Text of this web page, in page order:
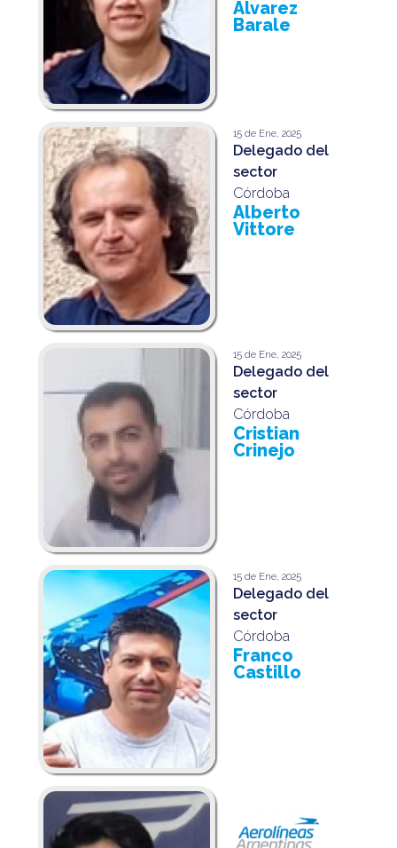
Alvarez
Barale
15 de Ene, 2025
Delegado del
sector
Córdoba
Alberto
Vittore
15 de Ene, 2025
Delegado del
sector
Córdoba
Cristian
Crinejo
15 de Ene, 2025
Delegado del
sector
Córdoba
Franco
Castillo